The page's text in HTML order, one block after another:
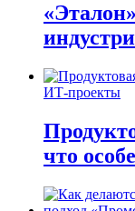
ИТ-проекты
что